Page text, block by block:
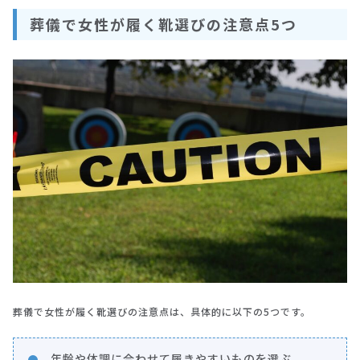
葬儀で女性が履く靴選びの注意点5つ
葬儀で女性が履く靴選びの注意点は、具体的に以下の5つです。